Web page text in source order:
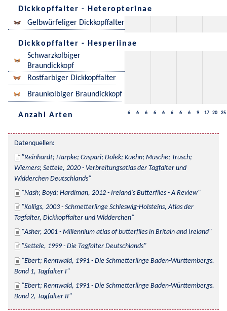
Dickkopffalter - Heteropterinae
Gelbwürfeliger Dickkopffalter
Dickkopffalter - Hesperiinae
Schwarzkolbiger
Braundickkopf
Rostfarbiger Dickkopffalter
Braunkolbiger Braundickkopf
Anzahl Arten 6 6 6 6 6 6 6 6 9 17 20 25
Datenquellen:
Reinhardt; Harpke; Caspari; Dolek; Kuehn; Musche; Trusch;
Wiemers; Settele, 2020 - Verbreitungsatlas der Tagfalter und
Widderchen Deutschlands
Nash; Boyd; Hardiman, 2012 - Ireland's Butterflies - A Review
Kolligs, 2003 - Schmetterlinge Schleswig-Holsteins, Atlas der
Tagfalter, Dickkopffalter und Widderchen
Asher, 2001 - Millennium atlas of butterflies in Britain and Ireland
Settele, 1999 - Die Tagfalter Deutschlands
Ebert; Rennwald, 1991 - Die Schmetterlinge Baden-Württembergs.
Band 1, Tagfalter I
Ebert; Rennwald, 1991 - Die Schmetterlinge Baden-Württembergs.
Band 2, Tagfalter II